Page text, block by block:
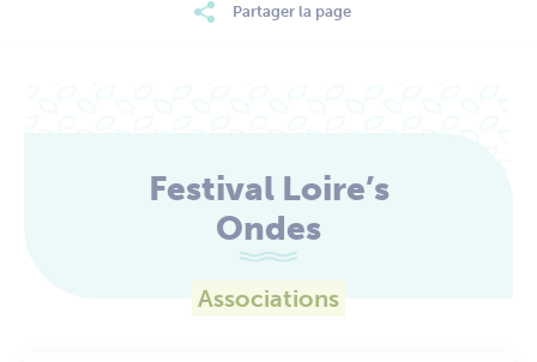
Partager la page
Festival Loire’s
Ondes
Associations